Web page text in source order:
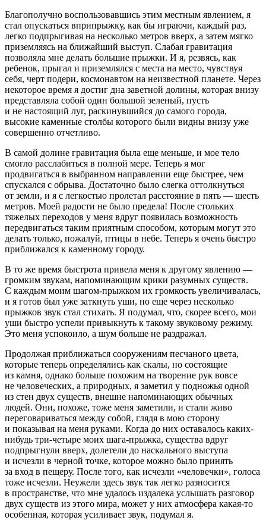
Благополучно воспользовавшись этим местным явлением, я
стал опускаться вприпрыжку, как бы играючи, каждый раз,
легко подпрыгивая на несколько метров вверх, а затем мягко
приземляясь на ближайший выступ. Слабая гравитация
позволяла мне делать большие прыжки. И я, резвясь, как
ребенок, прыгал и приземлялся с места на место, чувствуя
себя, черт подери, космонавтом на неизвестной планете. Через
некоторое время я достиг дна заветной долины, которая внизу
представляла собой один большой зеленый, пусть
и не настоящий луг, раскинувшийся до самого города,
высокие каменные столбы которого были видны внизу уже
совершенно отчетливо.
В самой долине гравитация была еще меньше, и мое тело
смогло расслабиться в полной мере. Теперь я мог
продвигаться в выбранном направлении еще быстрее, чем
спускался с обрыва. Достаточно было слегка оттолкнуться
от земли, и я с легкостью пролетал расстояние в пять — шесть
метров. Моей радости не было предела! После стольких
тяжелых переходов у меня вдруг появилась возможность
передвигаться таким приятным способом, которым могут это
делать только, пожалуй, птицы в небе. Теперь я очень быстро
приближался к каменному городу.
В то же время быстрота привела меня к другому явлению —
громким звукам, напоминающим крики разумных существ.
С каждым моим шагом-прыжком их громкость увеличивалась,
и я готов был уже заткнуть уши, но еще через несколько
прыжков звук стал стихать. Я подумал, что, скорее всего, мои
уши быстро успели привыкнуть к такому звуковому режиму.
Это меня успокоило, а шум больше не раздражал.
Продолжая приближаться сооружениям песчаного цвета,
которые теперь определялись как скалы, но состоящие
из камня, однако больше похожим на творение рук вовсе
не человеческих, а природных, я заметил у подножья одной
из стен двух существ, внешне напоминающих обычных
людей. Они, похоже, тоже меня заметили, и стали живо
переговариваться между собой, глядя в мою сторону
и показывая на меня руками. Когда до них оставалось каких-
нибудь три-четыре моих шага-прыжка, существа вдруг
подпрыгнули вверх, долетели до наскального выступа
и исчезли в черной точке, которое можно было принять
за вход в пещеру. После того, как исчезли «человечки», голоса
тоже исчезли. Неужели здесь звук так легко разносится
в пространстве, что мне удалось издалека услышать разговор
двух существ из этого мира, может у них атмосфера какая-то
особенная, которая усиливает звук, подумал я.